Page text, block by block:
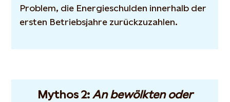
Problem, die Energieschulden innerhalb der
ersten Betriebsjahre zurückzuzahlen.
Mythos 2: An bewölkten oder